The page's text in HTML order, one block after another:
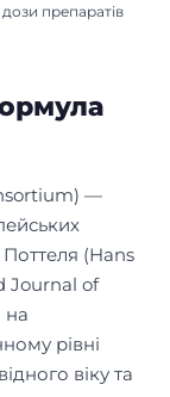
препаратів
—
(Hans
Journal of
на
рівні
віку та